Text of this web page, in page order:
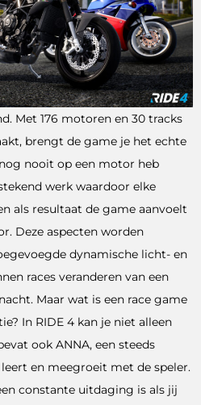
Met 176 motoren en 30 tracks
brengt de game je het echte
nooit op een motor heb
werk waardoor elke
als resultaat de game aanvoelt
Deze aspecten worden
dynamische licht- en
races veranderen van een
Maar wat is een race game
In RIDE 4 kan je niet alleen
ook ANNA, een steeds
en meegroeit met de speler.
constante uitdaging is als jij